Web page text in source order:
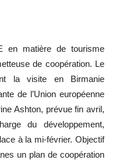
en matière de tourisme
de coopération. Le
la visite en Birmanie
de l’Union européenne
Ashton, prévue fin avril,
du développement,
à la mi-février. Objectif
un plan de coopération